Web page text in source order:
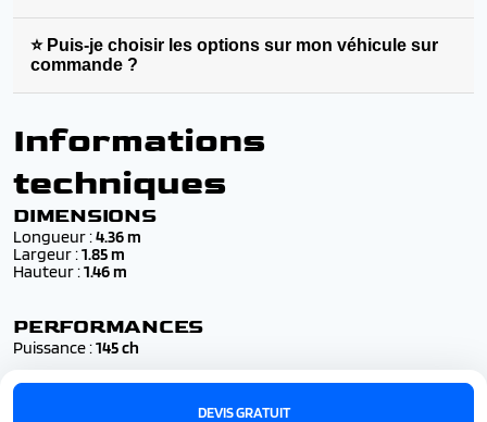
⭐ Puis-je choisir les options sur mon véhicule sur
commande ?
Informations
techniques
DIMENSIONS
Longueur :4.36 m
Largeur :1.85 m
Hauteur :1.46 m
PERFORMANCES
Puissance :145 ch
DEVIS GRATUIT